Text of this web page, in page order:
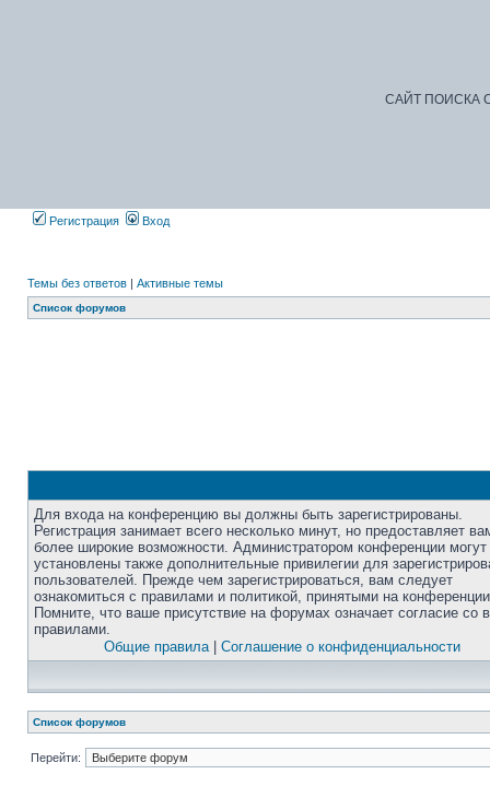
САЙТ ПОИСКА
Регистрация Вход
Темы без ответов | Активные темы
Список форумов
Для входа на конференцию вы должны быть зарегистрированы.
Регистрация занимает всего несколько минут, но предоставляет
более широкие возможности. Администратором конференции
установлены также дополнительные привилегии для
пользователей. Прежде чем зарегистрироваться, вам следует
ознакомиться с правилами и политикой, принятыми на
Помните, что ваше присутствие на форумах означает согласие со
правилами.
Общие правила| Соглашение о конфиденциальности
Список форумов
Перейти: